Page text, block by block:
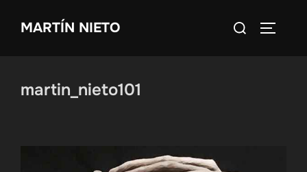
MARTÍN NIETO Buscar:
martin_nieto101